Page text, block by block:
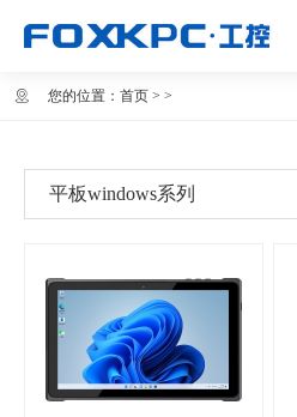
您的位置： 首页 > >
平板windows系列